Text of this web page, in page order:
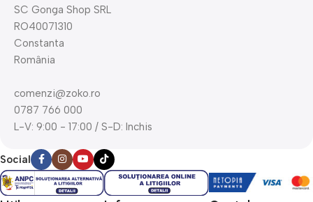
SC Gonga Shop SRL
RO40071310
Constanta
România
comenzi@zoko.ro
0787 766 000
L-V: 9:00 - 17:00 / S-D: Inchis
Social